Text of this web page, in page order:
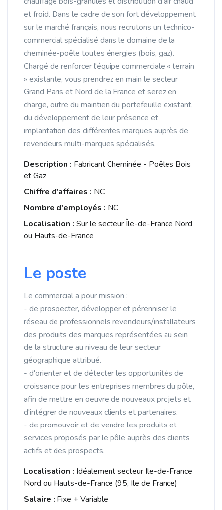
et froid. Dans le cadre de son fort développement
sur le marché français, nous recrutons un technico-
commercial spécialisé dans le domaine de la
cheminée-poêle toutes énergies (bois, gaz).
Chargé de renforcer l'équipe commerciale « terrain
» existante, vous prendrez en main le secteur
Grand Paris et Nord de la France et serez en
charge, outre du maintien du portefeuille existant,
du développement de leur présence et
implantation des différentes marques auprès de
revendeurs multi-marques spécialisés.
Description : Fabricant Cheminée - Poêles Bois
et Gaz
Chiffre d'affaires : NC
Nombre d'employés : NC
Localisation : Sur le secteur Île-de-France Nord
ou Hauts-de-France
Le poste
Le commercial a pour mission :
- de prospecter, développer et pérenniser le
réseau de professionnels revendeurs/installateurs
des produits des marques représentées au sein
de la structure au niveau de leur secteur
géographique attribué.
- d'orienter et de détecter les opportunités de
croissance pour les entreprises membres du pôle,
afin de mettre en oeuvre de nouveaux projets et
d'intégrer de nouveaux clients et partenaires.
- de promouvoir et de vendre les produits et
services proposés par le pôle auprès des clients
actifs et des prospects.
Localisation : Idéalement secteur Ile-de-France
Nord ou Hauts-de-France (95, Ile de France)
Salaire : Fixe + Variable